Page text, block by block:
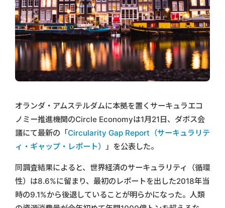
オランダ・アムステルダムに本拠を置くサーキュラエコ
ノミー推進機関のCircle Economyは1月21日、ダボス会
議にて最新の「Circularity Gap Report（サーキュラリテ
ィ・ギャップ・レポート）
」を公表した。
同調査結果によると、世界経済のサーキュラリティ（循環
性）は8.6%に留まり、最初のレポートを出した2018年当
時の9.1%から後退していることが明らかになった。人類